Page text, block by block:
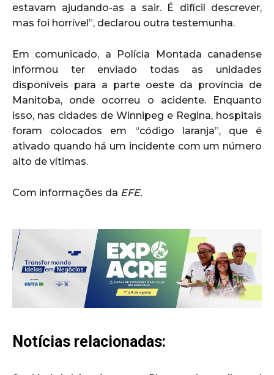
estavam ajudando-as a sair. É difícil descrever,
mas foi horrível”, declarou outra testemunha.
Em comunicado, a Polícia Montada canadense
informou ter enviado todas as unidades
disponíveis para a parte oeste da província de
Manitoba, onde ocorreu o acidente. Enquanto
isso, nas cidades de Winnipeg e Regina, hospitais
foram colocados em “código laranja”, que é
ativado quando há um incidente com um número
alto de vítimas.
Com informações da EFE.
Notícias relacionadas: